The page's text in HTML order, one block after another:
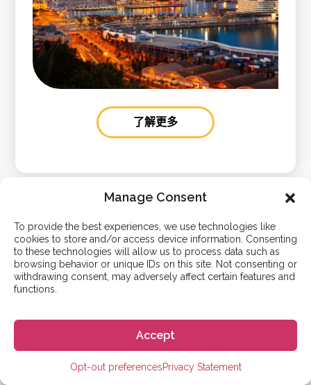
Manage Consent
To provide the best experiences, we use technologies like
cookies to store and/or access device information. Consenting
to these technologies will allow us to process data such as
browsing behavior or unique IDs on this site. Not consenting or
withdrawing consent, may adversely affect certain features and
functions.
Accept
Opt-out preferencesPrivacy Statement
了解更多
免费提供帮助
我们的目标是帮助尽可能多的人实现他们的西班牙梦。我
语言学校
别。为何不尝试一下我们的服务使您的申请流程更加轻松